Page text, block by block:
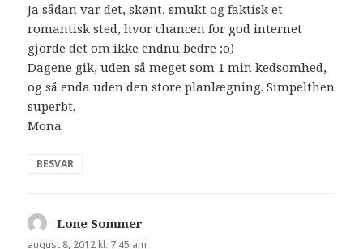
Ja sådan var det, skønt, smukt og faktisk et
romantisk sted, hvor chancen for god internet
gjorde det om ikke endnu bedre ;o)
Dagene gik, uden så meget som 1 min kedsomhed,
og så enda uden den store planlægning. Simpelthen
superbt.
Mona
BESVAR
Lone Sommer
august 8, 2012 kl. 7:45 am